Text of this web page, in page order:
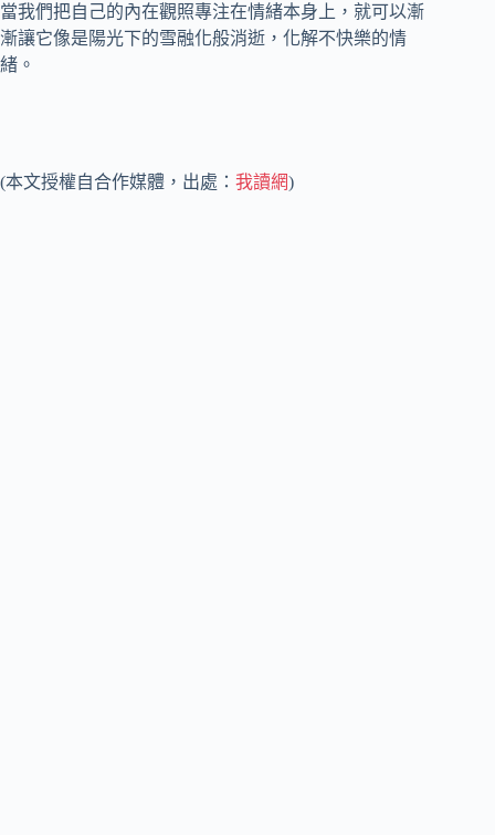
當我們把自己的內在觀照專注在情緒本身上，就可以漸
漸讓它像是陽光下的雪融化般消逝，化解不快樂的情
緒。
(本文授權自合作媒體，出處： 我讀網)